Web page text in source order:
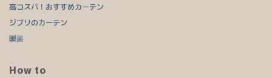
高コスパ！おすすめカーテン
ジブリのカーテン
暖簾
How to